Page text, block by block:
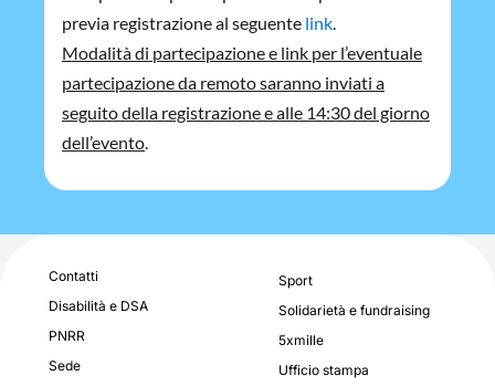
previa registrazione al seguente link
Modalità di partecipazione e link per l’eventuale
partecipazione da remoto saranno inviati a
seguito della registrazione e alle 14:30 del giorno
dell’evento
Contatti
Disabilità e DSA
PNRR
Sede
Sport
Solidarietà e fundraising
5xmille
Ufficio stampa